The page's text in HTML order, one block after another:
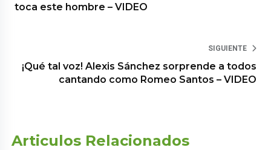
toca este hombre – VIDEO
SIGUIENTE
¡Qué tal voz! Alexis Sánchez sorprende a todos
cantando como Romeo Santos – VIDEO
Articulos Relacionados